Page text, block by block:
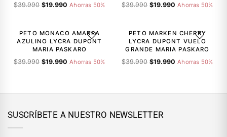
$39.990
El
era:
$39.990.
$19.990
El
es:
$19.990.
Ahorras 50% $39.990
El
era:
$39.990.
$19.990
El
es:
$19.990.
Ahorras 50%
AGREGAR A LA LISTA DE DESEOS
PETO MONACO AMARRA
AZULINO LYCRA DUPONT
MARIA PASKARO
$39.990
El
$19.990
El
Ahorras 50%
AGREGAR
PETO MARKEN CHERRY
LYCRA DUPONT VUELO
GRANDE MARIA PASKARO
$39.990
El
$19.990
El
Ahorras 50%
SUSCRÍBETE A NUESTRO NEWSLETTER